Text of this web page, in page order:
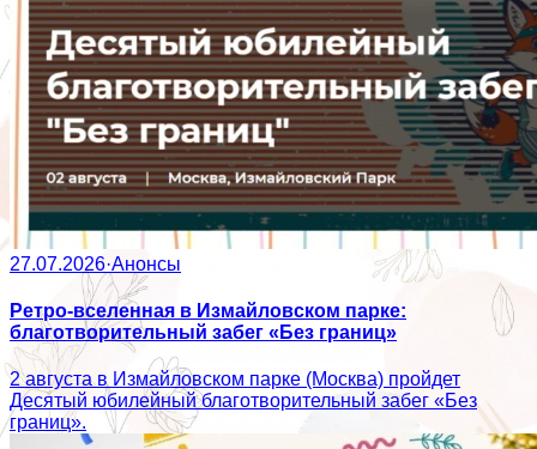
27.07.2026·Анонсы
Ретро-вселенная в Измайловском парке:
благотворительный забег «Без границ»
2 августа в Измайловском парке (Москва) пройдет
Десятый юбилейный благотворительный забег «Без
границ».